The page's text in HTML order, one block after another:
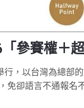
「參賽權＋
，以台灣為總部
免卻語言不通報